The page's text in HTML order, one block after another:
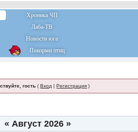
Хроника ЧП
Лаба-ТВ
Новости юга
Покорми птиц
гость (Вход |Регистрация )
« Август 2026 »